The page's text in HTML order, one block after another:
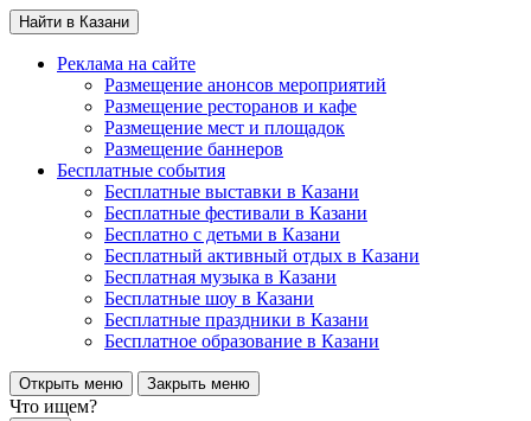
Найти в Казани
Реклама на сайте
Размещение анонсов мероприятий
Размещение ресторанов и кафе
Размещение мест и площадок
Размещение баннеров
Бесплатные события
Бесплатные выставки в Казани
Бесплатные фестивали в Казани
Бесплатно с детьми в Казани
Бесплатный активный отдых в Казани
Бесплатная музыка в Казани
Бесплатные шоу в Казани
Бесплатные праздники в Казани
Бесплатное образование в Казани
Открыть меню Закрыть меню
Что ищем?